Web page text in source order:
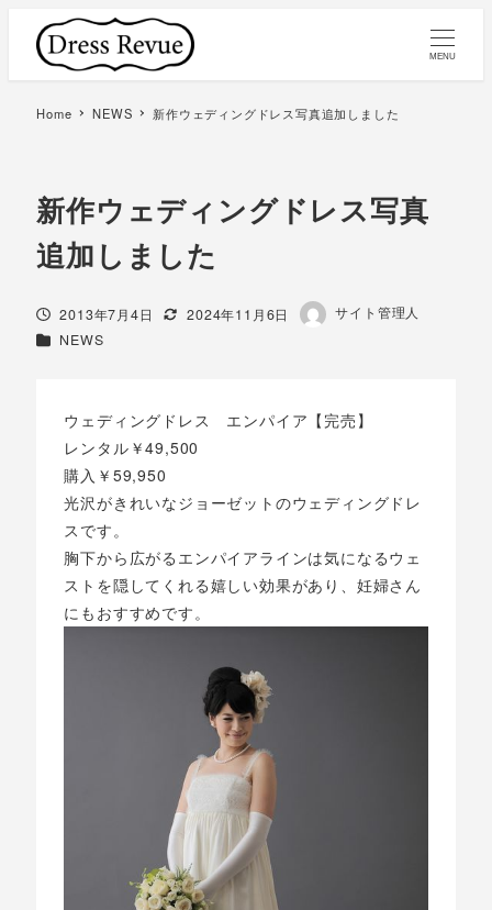
MENU
Home NEWS 新作ウェディングドレス写真追加しました
新作ウェディングドレス写真
追加しました
投稿日
2013年7月4日 更新日
2024年11月6日
著
サイト管理人
カテゴリー
NEWS
ウェディングドレス エンパイア【完売】
レンタル￥49,500
購入￥59,950
光沢がきれいなジョーゼットのウェディングドレ
スです。
胸下から広がるエンパイアラインは気になるウェ
ストを隠してくれる嬉しい効果があり、妊婦さん
にもおすすめです。